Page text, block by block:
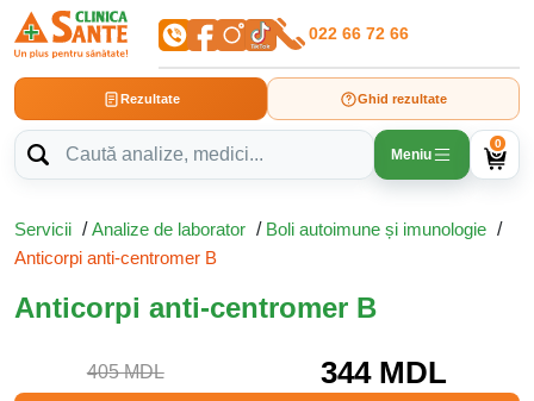
022 66 72 66
Rezultate Ghid rezultate
Meniu
0
Servicii /Analize de laborator / Boli autoimune și imunologie /
Anticorpi anti-centromer B
Anticorpi anti-centromer B
405 MDL 344 MDL